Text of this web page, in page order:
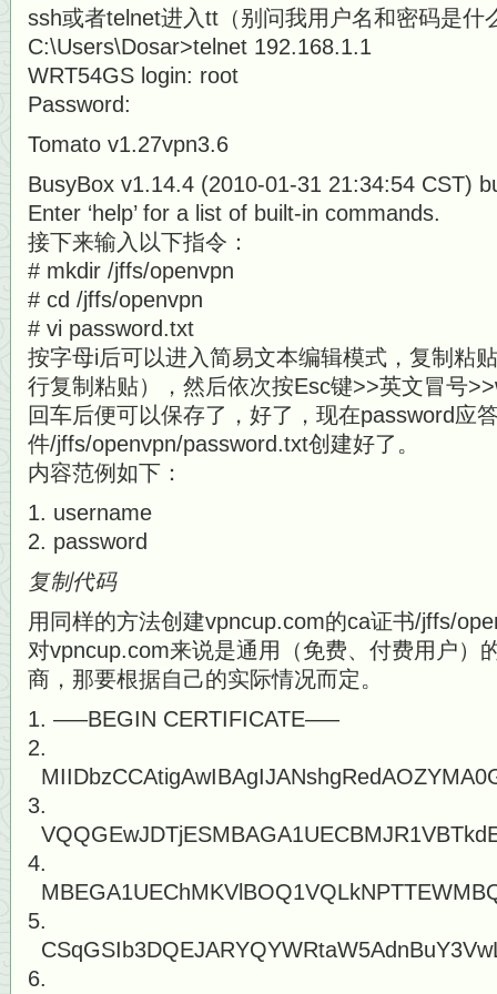
ssh或者telnet进入tt（别问我用户名和密码是什
C:\Users\Dosar>telnet 192.168.1.1
WRT54GS login: root
Password:
Tomato v1.27vpn3.6
BusyBox v1.14.4 (2010-01-31 21:34:54 CST)
Enter ‘help’ for a list of built-in commands.
接下来输入以下指令：
# mkdir /jffs/openvpn
# cd /jffs/openvpn
# vi password.txt
按字母i后可以进入简易文本编辑模式，复制粘
行复制粘贴），然后依次按Esc键>>英文冒号
回车后便可以保存了，好了，现在password应
件/jffs/openvpn/password.txt创建好了。
内容范例如下：
username
password
复制代码
用同样的方法创建vpncup.com的ca证书/jffs/
对vpncup.com来说是通用（免费、付费用户）
商，那要根据自己的实际情况而定。
—–BEGIN CERTIFICATE—–